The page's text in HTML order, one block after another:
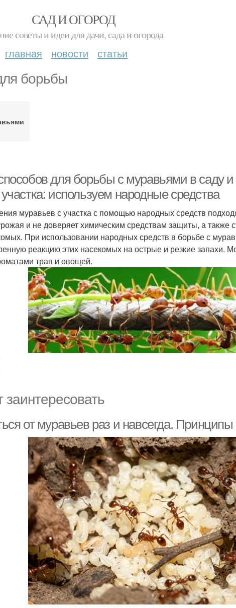
САД И ОГОРОД
советы и идеи для дачи, сада и огорода
главная новости статьи
борьбы
для борьбы с муравьями в саду и
используем народные средства
муравьев с участка с помощью народных средств
и не доверяет химическим средствам защиты, а также
При использовании народных средств в борьбе с
реакцию этих насекомых на острые и резкие запахи.
трав и овощей.
от муравьев раз и навсегда.